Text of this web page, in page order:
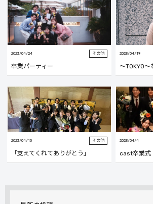
2023/04/24 その他
卒業パーティー
2023/04/19
～TOKYO
2023/04/10 その他
「支えてくれてありがとう」
2023/04/4
cast卒業式